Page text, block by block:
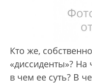
Кто же,
«диссиденты»?
в чем ее суть? В